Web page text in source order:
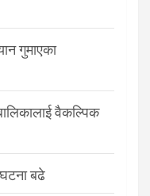
गुमाएका
वैकल्पिक
बढे